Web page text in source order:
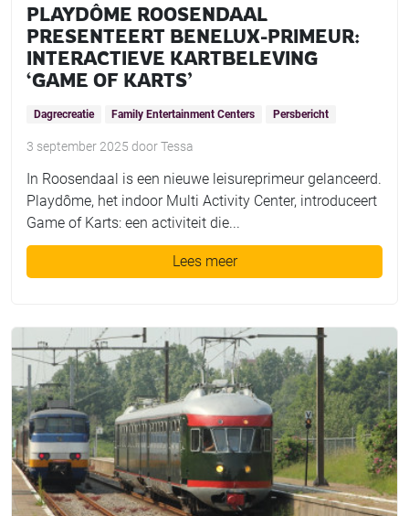
PLAYDÔME ROOSENDAAL
PRESENTEERT BENELUX-PRIMEUR:
INTERACTIEVE KARTBELEVING
‘GAME OF KARTS’
Dagrecreatie Family Entertainment Centers Persbericht
3 september 2025 doorTessa
In Roosendaal is een nieuwe leisureprimeur gelanceerd.
Playdôme, het indoor Multi Activity Center, introduceert
Game of Karts: een activiteit die...
Lees meer